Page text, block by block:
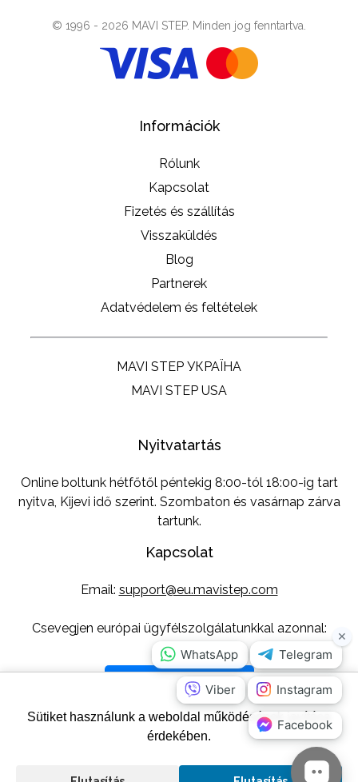
© 1996 - 2026 MAVI STEP. Minden jog fenntartva.
Információk
Rólunk
Kapcsolat
Fizetés és szállítás
Visszaküldés
Blog
Partnerek
Adatvédelem és feltételek
MAVI STEP УКРАЇНА
MAVI STEP USA
Nyitvatartás
Online boltunk hétfőtől péntekig 8:00-tól 18:00-ig tart
nyitva, Kijevi idő szerint. Szombaton és vasárnap zárva
tartunk.
Kapcsolat
Email: support@eu.mavistep.com
Csevegjen európai ügyfélszolgálatunkkal azonnal:
Írjon nekünk üzenetet
Kövess minket
Sütiket használunk a weboldal működésének javítása
érdekében.